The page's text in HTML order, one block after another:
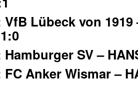
VfB Lübeck von 1919
Hamburger SV –
FC Anker Wismar –